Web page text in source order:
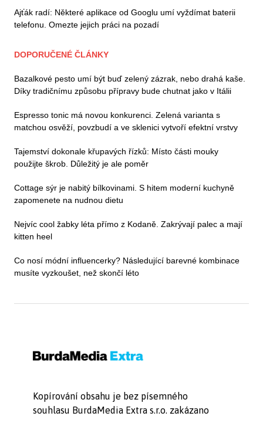
Ajťák radí: Některé aplikace od Googlu umí vyždímat baterii
telefonu. Omezte jejich práci na pozadí
DOPORUČENÉ ČLÁNKY
Bazalkové pesto umí být buď zelený zázrak, nebo drahá kaše.
Díky tradičnímu způsobu přípravy bude chutnat jako v Itálii
Espresso tonic má novou konkurenci. Zelená varianta s
matchou osvěží, povzbudí a ve sklenici vytvoří efektní vrstvy
Tajemství dokonale křupavých řízků: Místo části mouky
použijte škrob. Důležitý je ale poměr
Cottage sýr je nabitý bílkovinami. S hitem moderní kuchyně
zapomenete na nudnou dietu
Nejvíc cool žabky léta přímo z Kodaně. Zakrývají palec a mají
kitten heel
Co nosí módní influencerky? Následující barevné kombinace
musíte vyzkoušet, než skončí léto
Kopírování obsahu je bez písemného
souhlasu BurdaMedia Extra s.r.o. zakázano